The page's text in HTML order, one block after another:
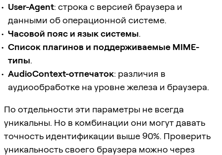
User-Agent: строка с версией браузера и
данными об операционной системе.
Часовой пояс и язык системы.
Список плагинов и поддерживаемые MIME-
типы.
AudioContext-отпечаток: различия в
аудиообработке на уровне железа и браузера.
По отдельности эти параметры не всегда
уникальны. Но в комбинации они могут давать
точность идентификации выше 90%. Проверить
уникальность своего браузера можно через